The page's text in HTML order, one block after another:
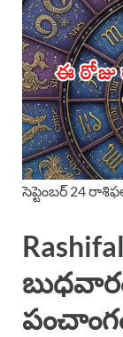
సెప్టెంబర్ 24